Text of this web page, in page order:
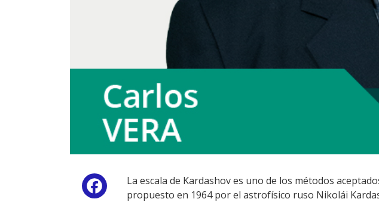
Facebook
La escala de Kardashov es uno de los métodos
propuesto en 1964 por el astrofísico ruso Nikolái